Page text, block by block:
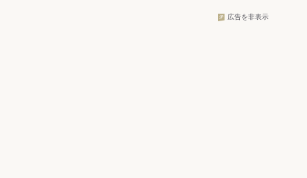
る方・フリーターさん・学生さん・主婦さん大歓迎です♪
広告を非表示